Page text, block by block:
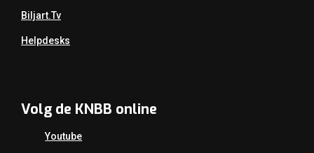
Biljart.tv
Helpdesks
Volg de KNBB online
Youtube